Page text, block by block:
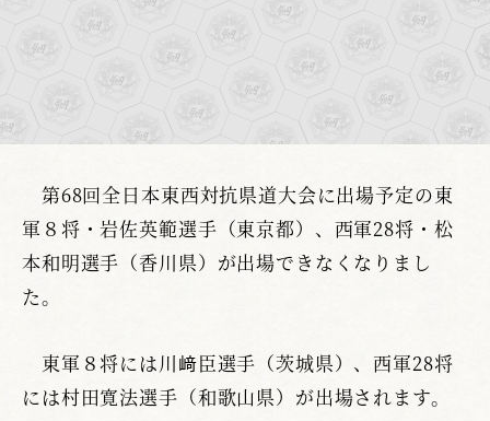
第68回全日本東西対抗県道大会に出場予定の東
軍８将・岩佐英範選手（東京都）、西軍28将・松
本和明選手（香川県）が出場できなくなりまし
た。
東軍８将には川﨑臣選手（茨城県）、西軍28将
には村田寛法選手（和歌山県）が出場されます。